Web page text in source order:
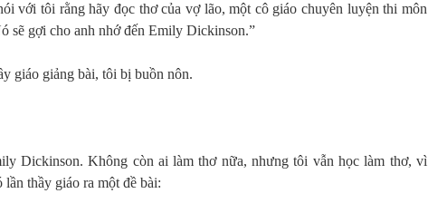
với tôi rằng hãy đọc thơ của vợ lão, một cô giáo chuyên luyện thi môn
sẽ gợi cho anh nhớ đến Emily Dickinson.”
giáo giảng bài, tôi bị buồn nôn.
Dickinson. Không còn ai làm thơ nữa, nhưng tôi vẫn học làm thơ, vì
thầy giáo ra một đề bài: